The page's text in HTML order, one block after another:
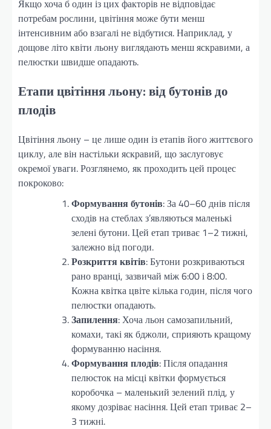
Якщо хоча б один із цих факторів не відповідає
потребам рослини, цвітіння може бути менш
інтенсивним або взагалі не відбутися. Наприклад, у
дощове літо квіти льону виглядають менш яскравими, а
пелюстки швидше опадають.
Етапи цвітіння льону: від бутонів до
плодів
Цвітіння льону – це лише один із етапів його життєвого
циклу, але він настільки яскравий, що заслуговує
окремої уваги. Розглянемо, як проходить цей процес
покроково:
Формування бутонів: За 40–60 днів після
сходів на стеблах з’являються маленькі
зелені бутони. Цей етап триває 1–2 тижні,
залежно від погоди.
Розкриття квітів: Бутони розкриваються
рано вранці, зазвичай між 6:00 і 8:00.
Кожна квітка цвіте кілька годин, після чого
пелюстки опадають.
Запилення: Хоча льон самозапильний,
комахи, такі як бджоли, сприяють кращому
формуванню насіння.
Формування плодів: Після опадання
пелюсток на місці квітки формується
коробочка – маленький зелений плід, у
якому дозріває насіння. Цей етап триває 2–
3 тижні.